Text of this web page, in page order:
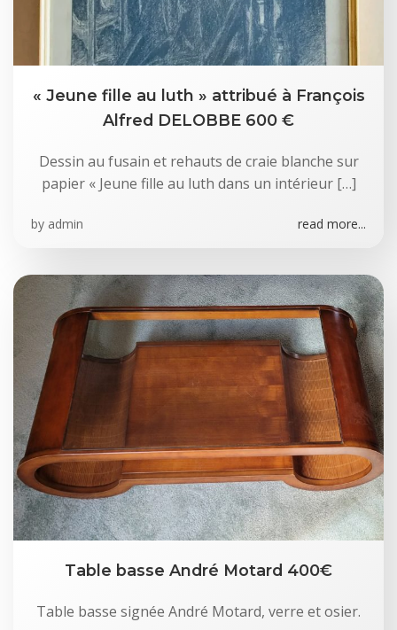
« Jeune fille au luth » attribué à François
Alfred DELOBBE 600 €
Dessin au fusain et rehauts de craie blanche sur
papier « Jeune fille au luth dans un intérieur […]
by admin read more...
Table basse André Motard 400€
Table basse signée André Motard, verre et osier.